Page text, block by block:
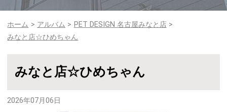
ホーム アルバム
PET DESIGN 名古屋みなと店
みなと店☆ひめちゃん
みなと店☆ひめちゃん
2026年07月06日